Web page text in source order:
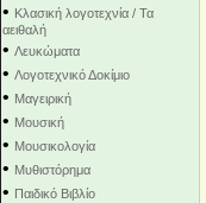
• Κλασική λογοτεχνία / Τα
αειθαλή
• Λευκώματα
• Λογοτεχνικό Δοκίμιο
• Μαγειρική
• Μουσική
• Μουσικολογία
• Μυθιστόρημα
• Παιδικό Βιβλίο